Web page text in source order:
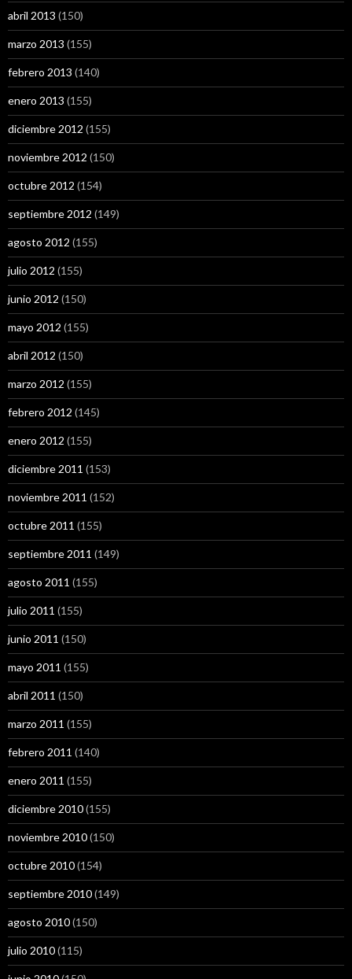
abril 2013 (150)
marzo 2013 (155)
febrero 2013 (140)
enero 2013 (155)
diciembre 2012 (155)
noviembre 2012 (150)
octubre 2012 (154)
septiembre 2012 (149)
agosto 2012 (155)
julio 2012 (155)
junio 2012 (150)
mayo 2012 (155)
abril 2012 (150)
marzo 2012 (155)
febrero 2012 (145)
enero 2012 (155)
diciembre 2011 (153)
noviembre 2011 (152)
octubre 2011 (155)
septiembre 2011 (149)
agosto 2011 (155)
julio 2011 (155)
junio 2011 (150)
mayo 2011 (155)
abril 2011 (150)
marzo 2011 (155)
febrero 2011 (140)
enero 2011 (155)
diciembre 2010(155)
noviembre 2010(150)
octubre 2010(154)
septiembre 2010(149)
agosto 2010(150)
julio 2010(115)